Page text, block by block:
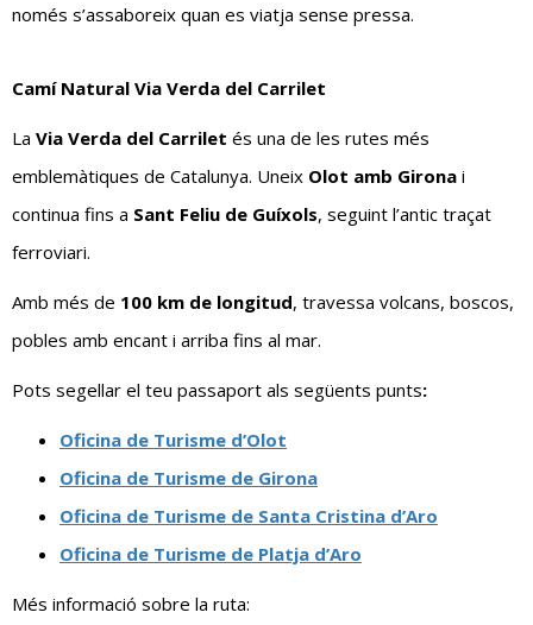
només s’assaboreix quan es viatja sense pressa.
Camí Natural Via Verda del Carrilet
La Via Verda del Carrilet és una de les rutes més
emblemàtiques de Catalunya. Uneix Olot amb Girona i
continua fins a Sant Feliu de Guíxols, seguint l’antic traçat
ferroviari.
Amb més de 100 km de longitud, travessa volcans, boscos,
pobles amb encant i arriba fins al mar.
Pots segellar el teu passaport als següents punts:
Oficina de Turisme d’Olot
Oficina de Turisme de Girona
Oficina de Turisme de Santa Cristina d’Aro
Oficina de Turisme de Platja d’Aro
Més informació sobre la ruta: